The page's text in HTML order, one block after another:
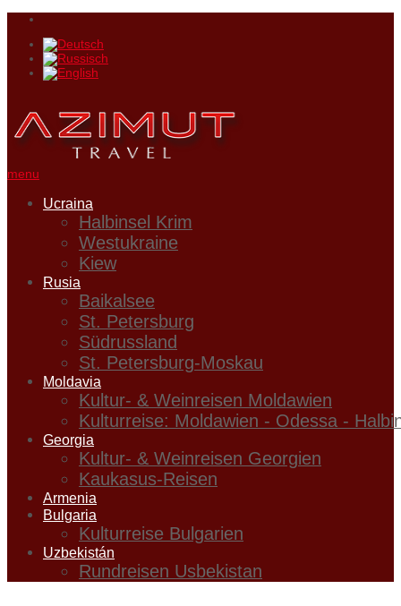
menu
Ucraina
Halbinsel Krim
Westukraine
Kiew
Rusia
Baikalsee
St. Petersburg
Südrussland
St. Petersburg-Moskau
Moldavia
Kultur- & Weinreisen Moldawien
Kulturreise: Moldawien - Odessa -
Georgia
Kultur- & Weinreisen Georgien
Kaukasus-Reisen
Armenia
Bulgaria
Kulturreise Bulgarien
Uzbekistán
Rundreisen Usbekistan